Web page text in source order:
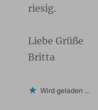
riesig.
Liebe Grüße
Britta
Wird geladen …